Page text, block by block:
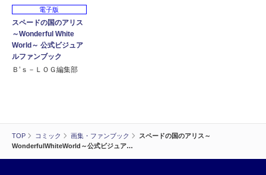
TOP コミック 画集・ファンブック
スペードの国のアリス～
WonderfulWhiteWorld～公式ビジュア…
電子版
スペードの国のアリス
～Wonderful White
World～ 公式ビジュア
ルファンブック
Ｂ’ｓ－ＬＯＧ編集部